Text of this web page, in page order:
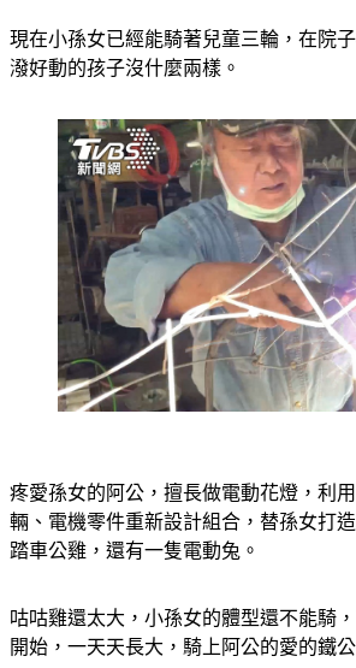
現在小孫女已經能騎著兒童三輪，在院
疼愛孫女的阿公，擅長做電動花燈，利
輛、電機零件重新設計組合，替孫女打
咕咕雞還太大，小孫女的體型還不能騎